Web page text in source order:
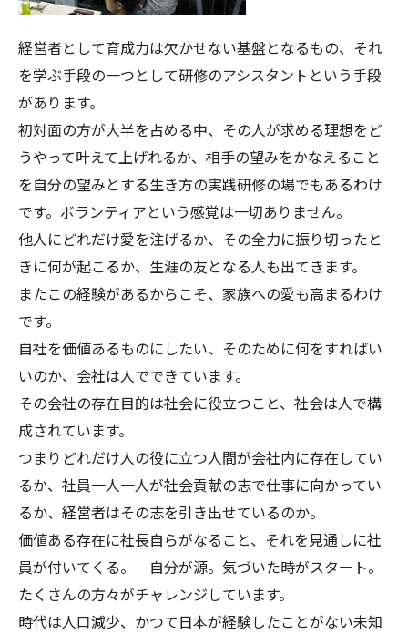
経営者として育成力は欠かせない基盤となるもの、それ
を学ぶ手段の一つとして研修のアシスタントという手段
があります。
初対面の方が大半を占める中、その人が求める理想をど
うやって叶えて上げれるか、相手の望みをかなえること
を自分の望みとする生き方の実践研修の場でもあるわけ
です。ボランティアという感覚は一切ありません。
他人にどれだけ愛を注げるか、その全力に振り切ったと
きに何が起こるか、生涯の友となる人も出てきます。
またこの経験があるからこそ、家族への愛も高まるわけ
です。
自社を価値あるものにしたい、そのために何をすればい
いのか、会社は人でできています。
その会社の存在目的は社会に役立つこと、社会は人で構
成されています。
つまりどれだけ人の役に立つ人間が会社内に存在してい
るか、社員一人一人が社会貢献の志で仕事に向かってい
るか、経営者はその志を引き出せているのか。
価値ある存在に社長自らがなること、それを見通しに社
員が付いてくる。 自分が源。気づいた時がスタート。
たくさんの方々がチャレンジしています。
時代は人口減少、かつて日本が経験したことがない未知